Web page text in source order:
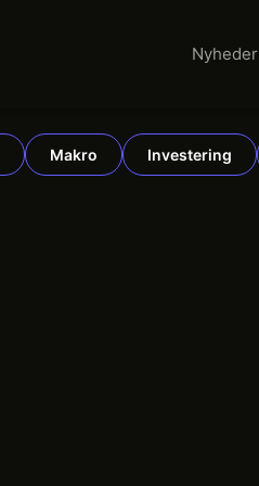
Nyheder
Makro Investering